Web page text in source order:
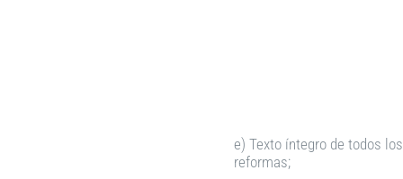
e) Texto íntegro de todos
reformas;